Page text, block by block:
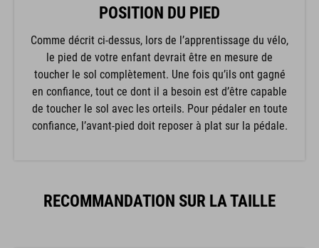
POSITION DU PIED
Comme décrit ci-dessus, lors de l’apprentissage du vélo,
le pied de votre enfant devrait être en mesure de
toucher le sol complètement. Une fois qu’ils ont gagné
en confiance, tout ce dont il a besoin est d’être capable
de toucher le sol avec les orteils. Pour pédaler en toute
confiance, l’avant-pied doit reposer à plat sur la pédale.
RECOMMANDATION SUR LA TAILLE